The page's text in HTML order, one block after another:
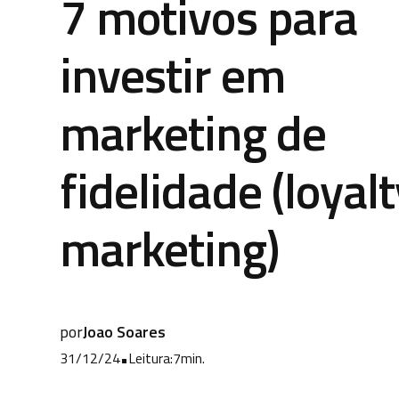
7 motivos para
investir em
marketing de
fidelidade
marketing)
porJoao Soares
31/12/24•Leitura:7min.